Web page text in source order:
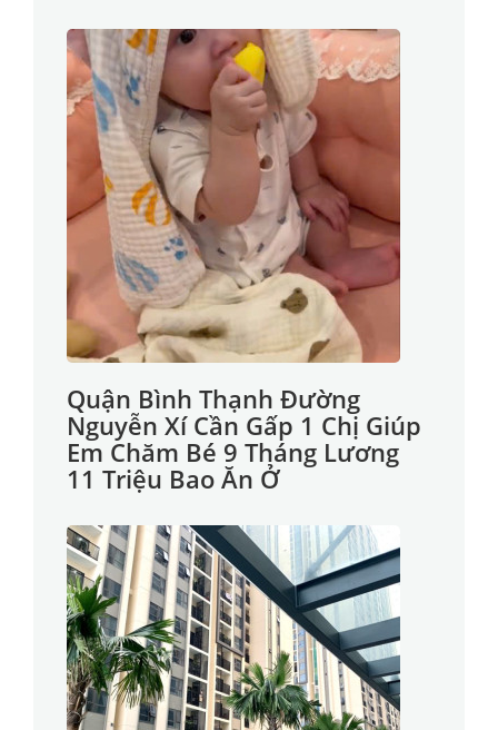
Quận Bình Thạnh Đường
Nguyễn Xí Cần Gấp 1 Chị Giúp
Em Chăm Bé 9 Tháng Lương
11 Triệu Bao Ăn Ở